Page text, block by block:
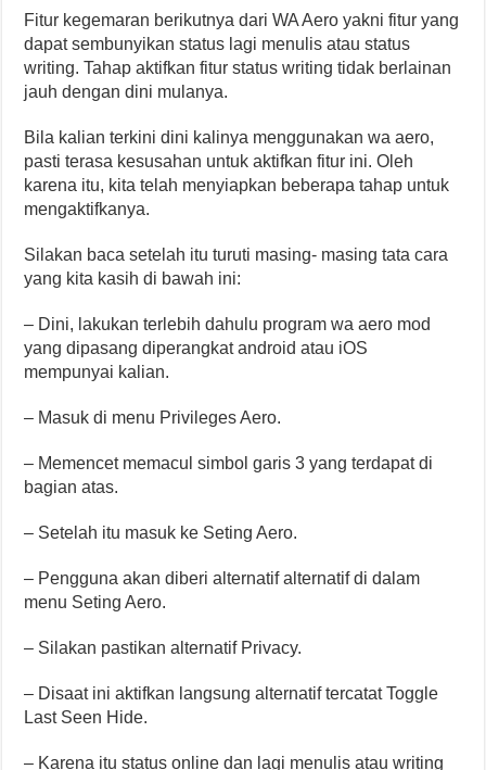
Fitur kegemaran berikutnya dari WA Aero yakni fitur yang
dapat sembunyikan status lagi menulis atau status
writing. Tahap aktifkan fitur status writing tidak berlainan
jauh dengan dini mulanya.
Bila kalian terkini dini kalinya menggunakan wa aero,
pasti terasa kesusahan untuk aktifkan fitur ini. Oleh
karena itu, kita telah menyiapkan beberapa tahap untuk
mengaktifkanya.
Silakan baca setelah itu turuti masing- masing tata cara
yang kita kasih di bawah ini:
– Dini, lakukan terlebih dahulu program wa aero mod
yang dipasang diperangkat android atau iOS
mempunyai kalian.
– Masuk di menu Privileges Aero.
– Memencet memacul simbol garis 3 yang terdapat di
bagian atas.
– Setelah itu masuk ke Seting Aero.
– Pengguna akan diberi alternatif alternatif di dalam
menu Seting Aero.
– Silakan pastikan alternatif Privacy.
– Disaat ini aktifkan langsung alternatif tercatat Toggle
Last Seen Hide.
– Karena itu status online dan lagi menulis atau writing